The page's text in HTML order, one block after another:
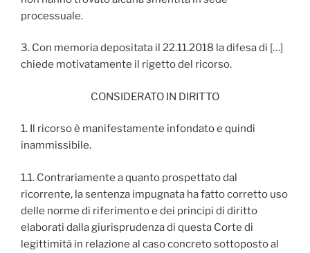
processuale.
3. Con memoria depositata il 22.11.2018 la difesa di […]
chiede motivatamente il rigetto del ricorso.
CONSIDERATO IN DIRITTO
1. Il ricorso è manifestamente infondato e quindi
inammissibile.
1.1. Contrariamente a quanto prospettato dal
ricorrente, la sentenza impugnata ha fatto corretto uso
delle norme di riferimento e dei principi di diritto
elaborati dalla giurisprudenza di questa Corte di
legittimità in relazione al caso concreto sottoposto al